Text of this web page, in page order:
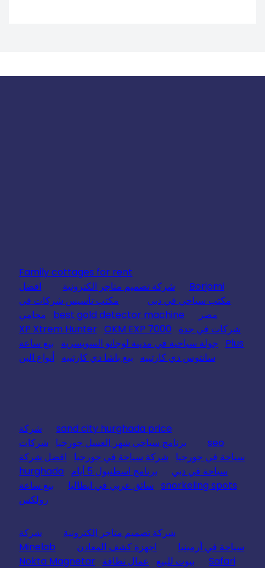
Family cottages for rent
Borjomi
شركة تصميم متاجر الكترونية
افضل
مكتب سياحي في دبي
مكتب تأسيس شركات في
مصر
best gold detector machine
محامي
شركات في جدة
XP Xtrem Hunter OKM EXP 7000
Plus
جولة سياحية في مدينة لوجانو السويسرية
بيع ساعة
سانتوس دي كارتييه
بيع باشا دي كارتييه أنواع البن
sand city hurghada price
شركة
seo
برنامج سياحي شهر العسل جورجيا
شركات
سياحة في جورجيا
شركة سياحة في جورجيا
افضل شركة
سياحة في دبي
برنامج اسطنبول 5 أيام
hurghada
snorkeling spots سائق عربي في ايطاليا
بيع ساعة
رولكس
شركة تصميم متاجر الكترونية
شركة
سياحة في أرمينيا
اجهزة كشف المعادن
Minelab
Safari
بيوت للبيع عمال نظافة Nokta Magnetar